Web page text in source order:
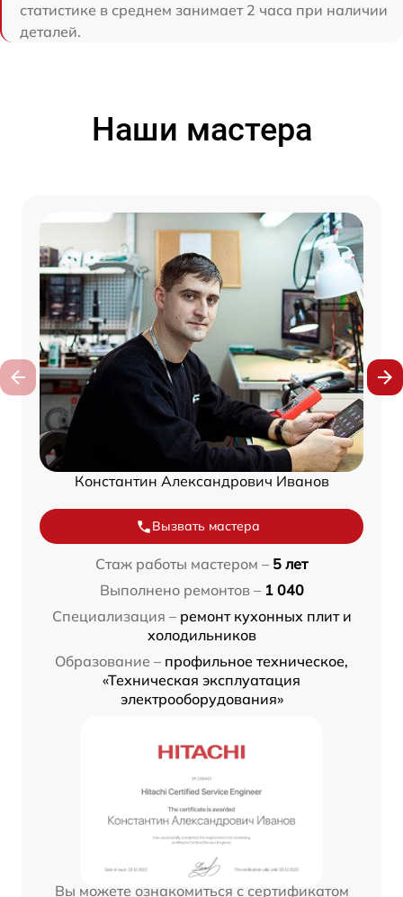
статистике в среднем занимает 2 часа при наличии
деталей.
Наши мастера
Константин Александрович Иванов
Вызвать мастера
Стаж работы мастером – 5 лет
Выполнено ремонтов – 1 040
Специализация – ремонт кухонных плит и
холодильников
Образование – профильное техническое,
«Техническая эксплуатация
электрооборудования»
Вы можете ознакомиться с сертификатом